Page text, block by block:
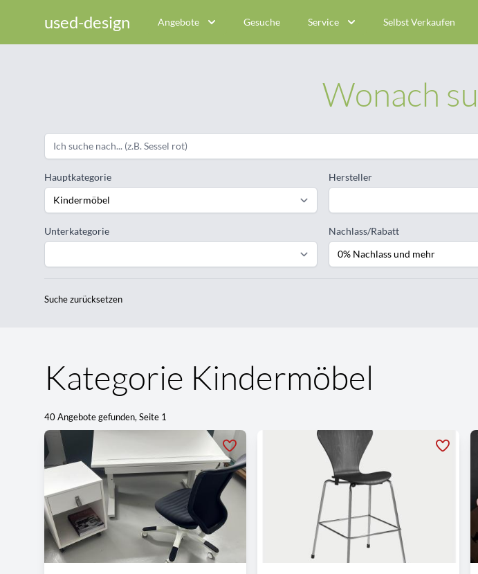
used-design Angebote Gesuche Service Selbst Verkaufen
Wonach
Hauptkategorie
Unterkategorie
Hersteller
Nachlass/Rabatt
Suche zurücksetzen
Kategorie Kindermöbel
40 Angebote gefunden, Seite 1